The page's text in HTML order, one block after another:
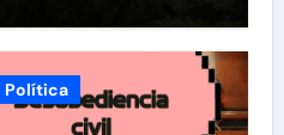
Política